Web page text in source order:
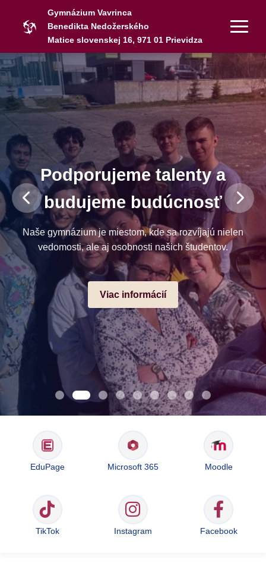
Gymnázium Vavrinca
Benedikta Nedožerského
Matice slovenskej 16, 971 01 Prievidza
Podporujeme talenty a
budujeme budúcnosť
Naše gymnázium je miestom, kde sa rozvíjajú nielen
vedomosti, ale aj osobnosti našich študentov.
Viac informácií
EduPage Microsoft 365 Moodle
TikTok Instagram Facebook